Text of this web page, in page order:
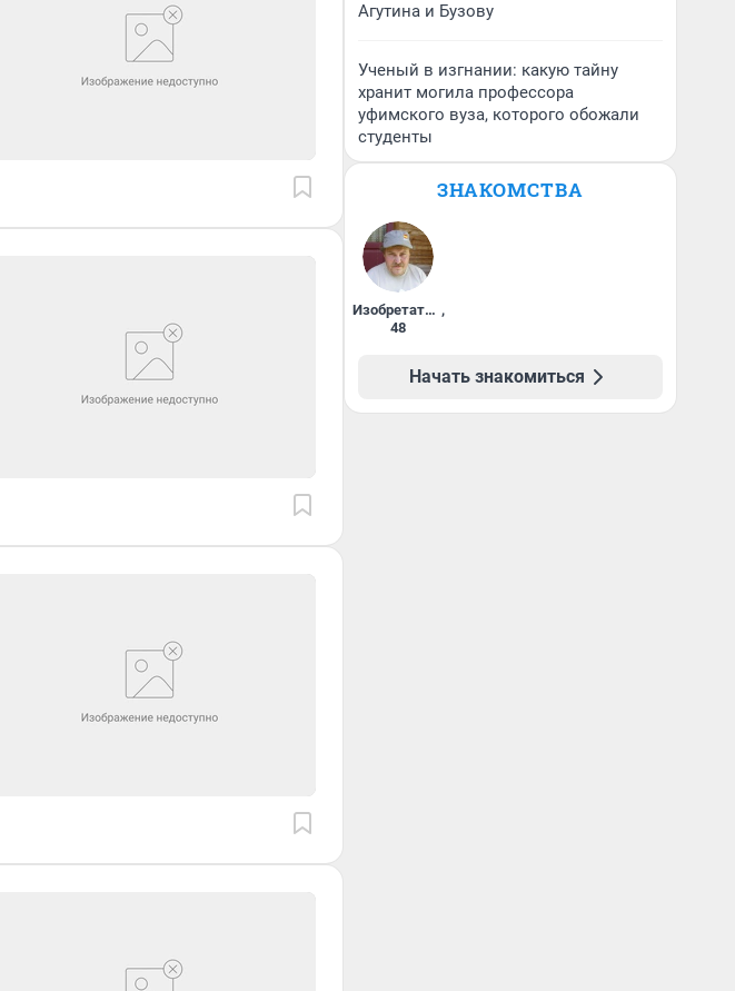
Агутина и Бузову
Ученый в изгнании: какую тайну
хранит могила профессора
уфимского вуза, которого обожали
студенты
ЗНАКОМСТВА
Изобретатель ,
48
Начать знакомиться